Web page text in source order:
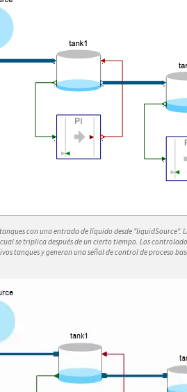
con una entrada de líquido desde
se triplica después de un cierto tiempo. Los
tanques y generan una señal de control de proceso